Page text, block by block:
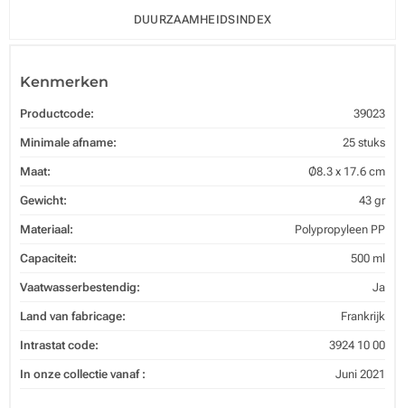
DUURZAAMHEIDSINDEX
Kenmerken
Productcode: 39023
Minimale afname: 25 stuks
Maat: Ø8.3 x 17.6 cm
Gewicht: 43 gr
Materiaal: Polypropyleen PP
Capaciteit: 500 ml
Vaatwasserbestendig: Ja
Land van fabricage: Frankrijk
Intrastat code: 3924 10 00
In onze collectie vanaf : Juni 2021